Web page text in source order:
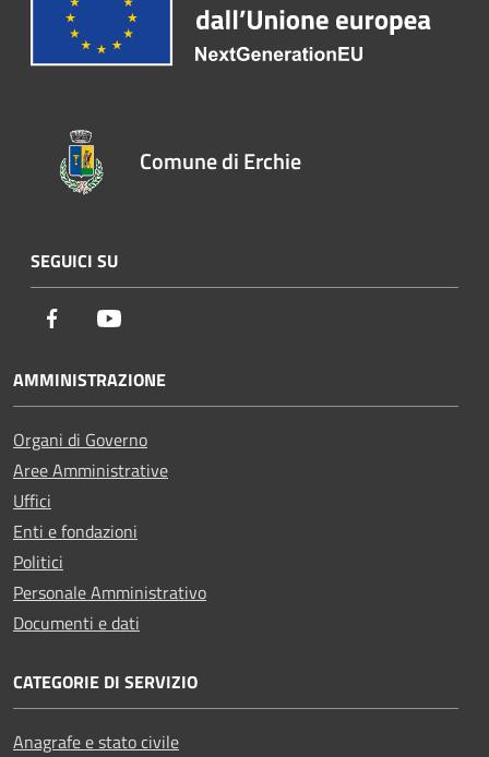
Comune di Erchie
SEGUICI SU
Facebook
AMMINISTRAZIONE
Organi di Governo
Aree Amministrative
Uffici
Enti e fondazioni
Politici
Personale Amministrativo
Documenti e dati
CATEGORIE DI SERVIZIO
Anagrafe e stato civile